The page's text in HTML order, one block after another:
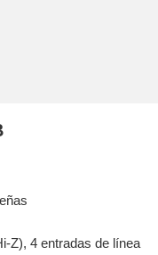
Z), 4 entradas de línea